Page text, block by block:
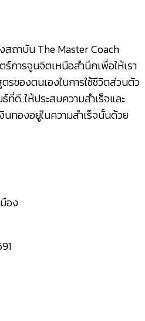
ถาบัน The Master Coach
การจูนจิตเหนือสำนึกเพื่อให้เรา
รของตนเองในการใช้ชีวิตส่วนตัว
ดี..ให้ประสบความสำเร็จและ
นทองอยู่ในความสำเร็จนั้นด้วย
อง